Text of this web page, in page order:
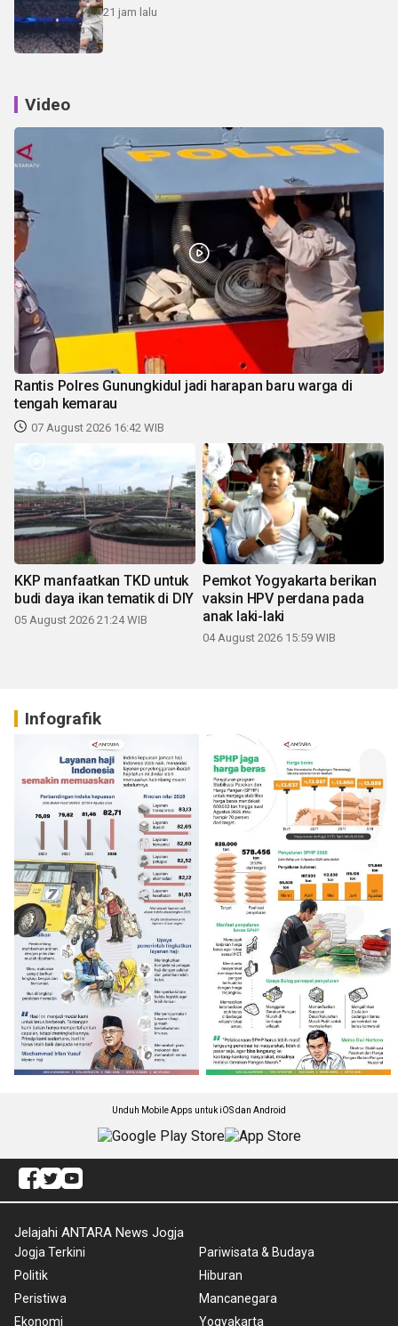
21 jam lalu
Video
Rantis Polres Gunungkidul jadi harapan baru warga di
tengah kemarau
07 August 2026 16:42 WIB
KKP manfaatkan TKD untuk
budi daya ikan tematik di DIY
05 August 2026 21:24 WIB
Pemkot Yogyakarta berikan
vaksin HPV perdana pada
anak laki-laki
04 August 2026 15:59 WIB
Infografik
Unduh Mobile Apps untuk iOS dan Android
Jelajahi ANTARA News Jogja
Jogja Terkini
Politik
Peristiwa
Ekonomi
Pariwisata & Budaya
Hiburan
Mancanegara
Yogyakarta